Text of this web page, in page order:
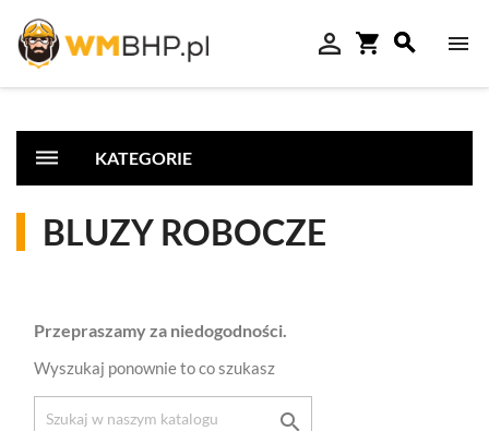

shopping_cart
 
dehaze KATEGORIE
BLUZY ROBOCZE
Przepraszamy za niedogodności.
Wyszukaj ponownie to co szukasz

